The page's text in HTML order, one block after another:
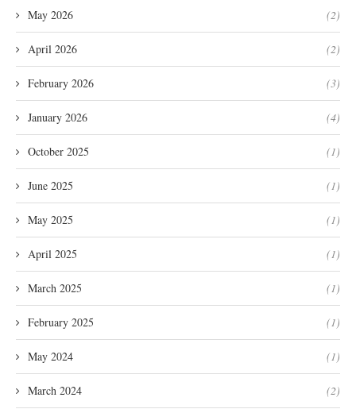
May 2026 (2)
April 2026 (2)
February 2026 (3)
January 2026 (4)
October 2025 (1)
June 2025 (1)
May 2025 (1)
April 2025 (1)
March 2025 (1)
February 2025 (1)
May 2024 (1)
March 2024 (2)